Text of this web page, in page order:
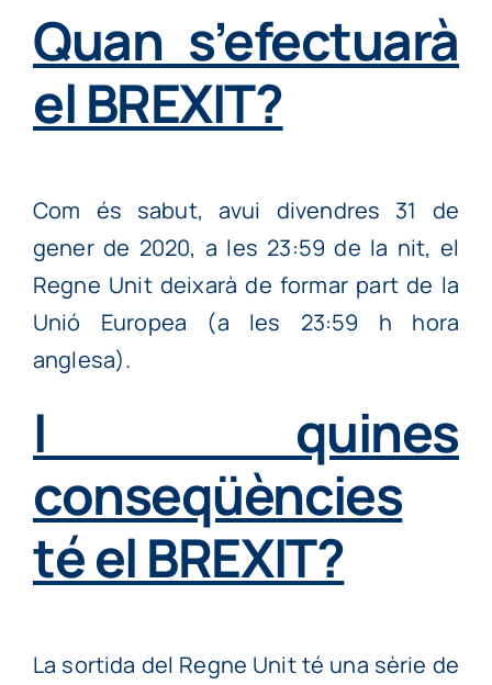
Quan s’efectuarà
el BREXIT?
Com és sabut, avui divendres 31 de
gener de 2020, a les 23:59 de la nit, el
Regne Unit deixarà de formar part de la
Unió Europea (a les 23:59 h hora
anglesa).
I quines
conseqüències
té el BREXIT?
La sortida del Regne Unit té una sèrie de